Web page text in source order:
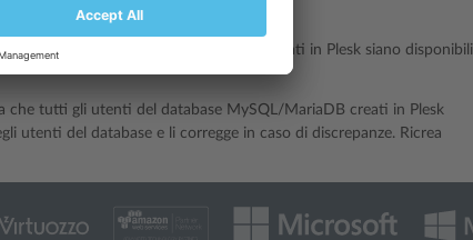
server database MySQL/MariaDB registrati in Plesk siano disponibili
che tutti gli utenti del database MySQL/MariaDB creati in Plesk
utenti del database e li corregge in caso di discrepanze. Ricrea